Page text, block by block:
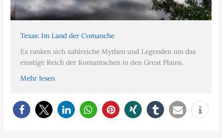
Texas: Im Land der Comanche
Es ranken sich zahlreiche Mythen und Legenden um das
einstige Reich der Komantschen in den Great Plains.
Mehr lesen